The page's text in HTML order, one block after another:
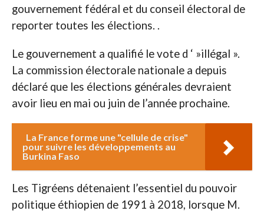
gouvernement fédéral et du conseil électoral de
reporter toutes les élections. .
Le gouvernement a qualifié le vote d ‘ »illégal ».
La commission électorale nationale a depuis
déclaré que les élections générales devraient
avoir lieu en mai ou juin de l’année prochaine.
La France forme une "cellule de crise"
pour suivre les développements au
Burkina Faso
Les Tigréens détenaient l’essentiel du pouvoir
politique éthiopien de 1991 à 2018, lorsque M.